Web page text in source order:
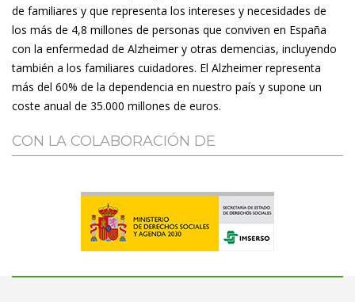
de familiares y que representa los intereses y necesidades de
los más de 4,8 millones de personas que conviven en España
con la enfermedad de Alzheimer y otras demencias, incluyendo
también a los familiares cuidadores. El Alzheimer representa
más del 60% de la dependencia en nuestro país y supone un
coste anual de 35.000 millones de euros.
CON LA COLABORACIÓN DE